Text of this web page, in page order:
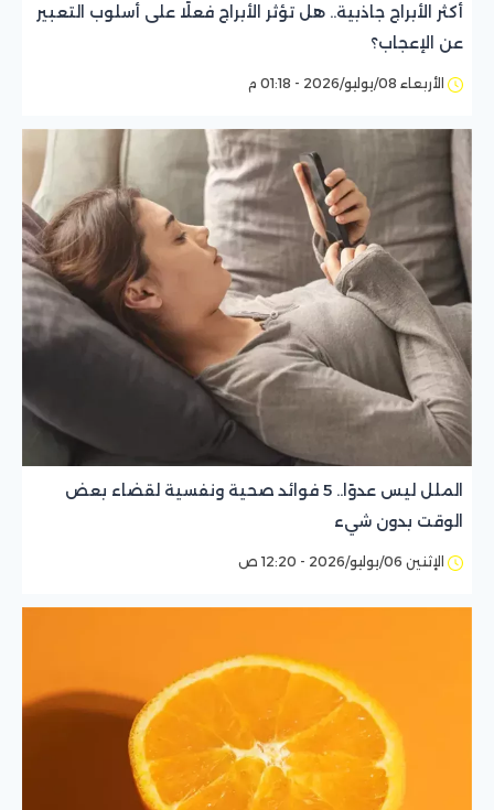
أكثر الأبراج جاذبية.. هل تؤثر الأبراج فعلًا على أسلوب التعبير
عن الإعجاب؟
الأربعاء 08/يوليو/2026 - 01:18 م
الملل ليس عدوًا.. 5 فوائد صحية ونفسية لقضاء بعض
الوقت بدون شيء
الإثنين 06/يوليو/2026 - 12:20 ص